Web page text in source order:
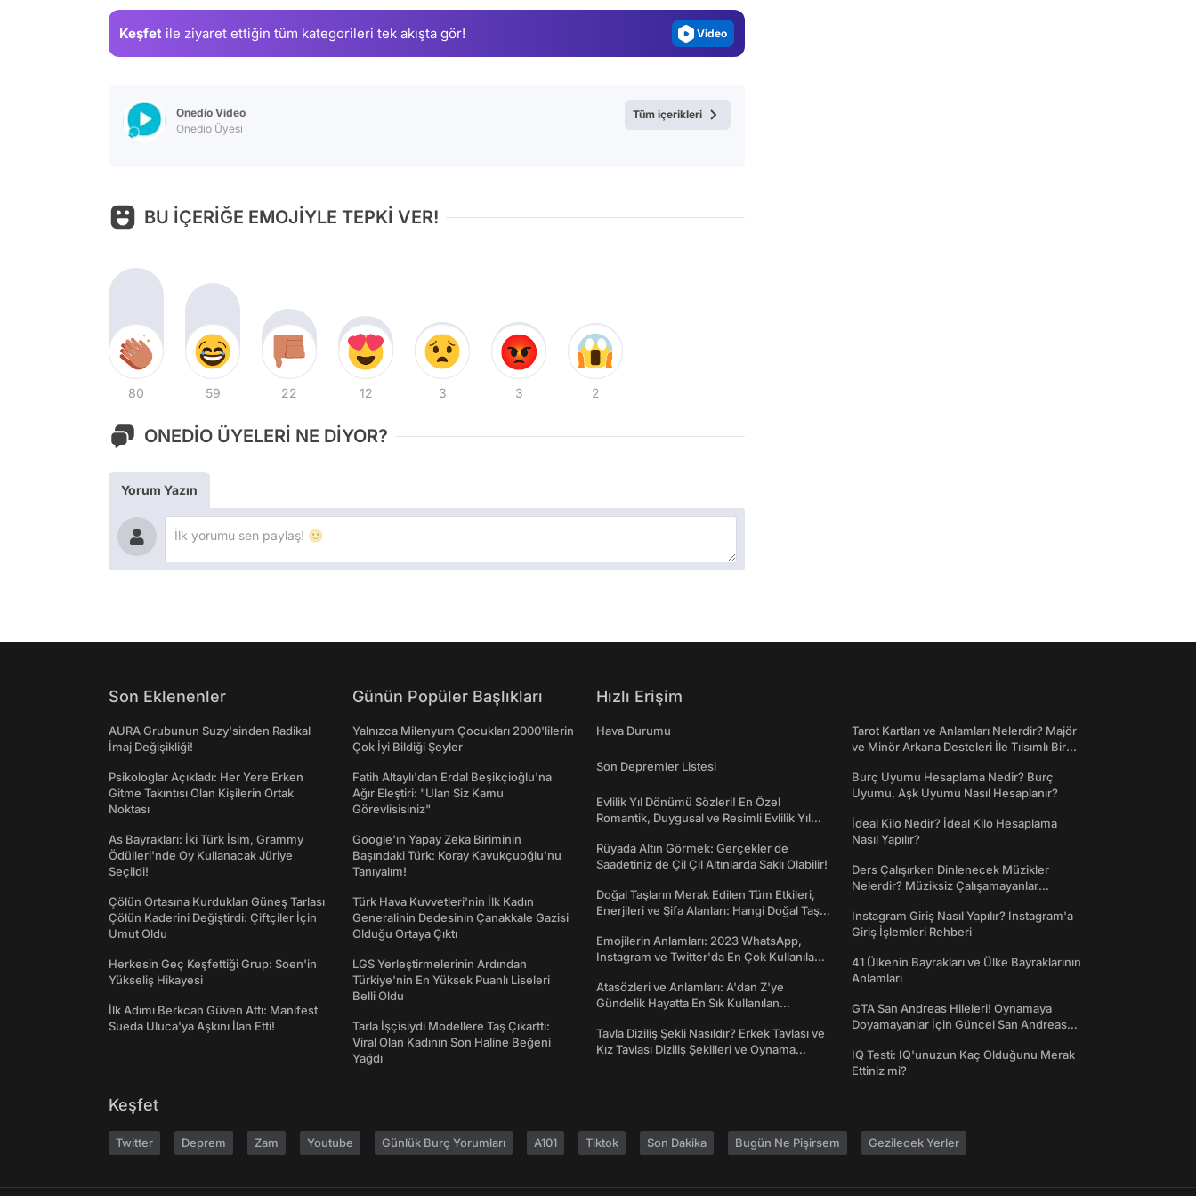
Keşfet ile ziyaret ettiğin tüm kategorileri tek akışta gör! Video
Onedio Video
Onedio Üyesi
Tüm içerikleri
BU İÇERİĞE EMOJİYLE TEPKİ VER!
80 59 22 12 3 3 2
ONEDİO ÜYELERİ NE DİYOR?
Yorum Yazın
Son Eklenenler
AURA Grubunun Suzy'sinden Radikal
İmaj Değişikliği!
Psikologlar Açıkladı: Her Yere Erken
Gitme Takıntısı Olan Kişilerin Ortak
Noktası
As Bayrakları: İki Türk İsim, Grammy
Ödülleri'nde Oy Kullanacak Jüriye
Seçildi!
Çölün Ortasına Kurdukları Güneş Tarlası
Çölün Kaderini Değiştirdi: Çiftçiler İçin
Umut Oldu
Herkesin Geç Keşfettiği Grup: Soen'in
Yükseliş Hikayesi
İlk Adımı Berkcan Güven Attı: Manifest
Sueda Uluca'ya Aşkını İlan Etti!
Günün Popüler Başlıkları
Yalnızca Milenyum Çocukları 2000'lilerin
Çok İyi Bildiği Şeyler
Fatih Altaylı'dan Erdal Beşikçioğlu'na
Ağır Eleştiri: "Ulan Siz Kamu
Görevlisisiniz"
Google'ın Yapay Zeka Biriminin
Başındaki Türk: Koray Kavukçuoğlu'nu
Tanıyalım!
Türk Hava Kuvvetleri'nin İlk Kadın
Generalinin Dedesinin Çanakkale Gazisi
Olduğu Ortaya Çıktı
LGS Yerleştirmelerinin Ardından
Türkiye'nin En Yüksek Puanlı Liseleri
Belli Oldu
Tarla İşçisiydi Modellere Taş Çıkarttı:
Viral Olan Kadının Son Haline Beğeni
Yağdı
Hızlı Erişim
Hava Durumu
Son Depremler Listesi
Evlilik Yıl Dönümü Sözleri! En Özel
Romantik, Duygusal ve Resimli Evlilik Yıl
Rüyada Altın Görmek: Gerçekler de
Saadetiniz de Çil Çil Altınlarda Saklı Olabilir!
Doğal Taşların Merak Edilen Tüm Etkileri,
Enerjileri ve Şifa Alanları: Hangi Doğal Taş
Emojilerin Anlamları: 2023 WhatsApp,
Instagram ve Twitter'da En Çok Kullanılan
Atasözleri ve Anlamları: A'dan Z'ye
Gündelik Hayatta En Sık Kullanılan
Tavla Diziliş Şekli Nasıldır? Erkek Tavlası ve
Kız Tavlası Diziliş Şekilleri ve Oynama
Tarot Kartları ve Anlamları Nelerdir? Majör
ve Minör Arkana Desteleri İle Tılsımlı Bir
Burç Uyumu Hesaplama Nedir? Burç
Uyumu, Aşk Uyumu Nasıl Hesaplanır?
İdeal Kilo Nedir? İdeal Kilo Hesaplama
Nasıl Yapılır?
Ders Çalışırken Dinlenecek Müzikler
Nelerdir? Müziksiz Çalışamayanlar
Instagram Giriş Nasıl Yapılır? Instagram'a
Giriş İşlemleri Rehberi
41 Ülkenin Bayrakları ve Ülke Bayraklarının
Anlamları
GTA San Andreas Hileleri! Oynamaya
Doyamayanlar İçin Güncel San Andreas
IQ Testi: IQ'unuzun Kaç Olduğunu Merak
Ettiniz mi?
Keşfet
Twitter Deprem Zam Youtube Günlük Burç Yorumları A101 Tiktok Son Dakika Bugün Ne Pişirsem Gezilecek Yerler